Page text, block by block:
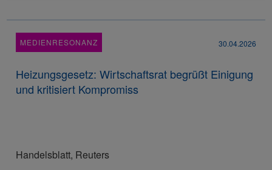
MEDIENRESONANZ 30.04.2026
Heizungsgesetz: Wirtschaftsrat begrüßt Einigung
und kritisiert Kompromiss
Handelsblatt, Reuters